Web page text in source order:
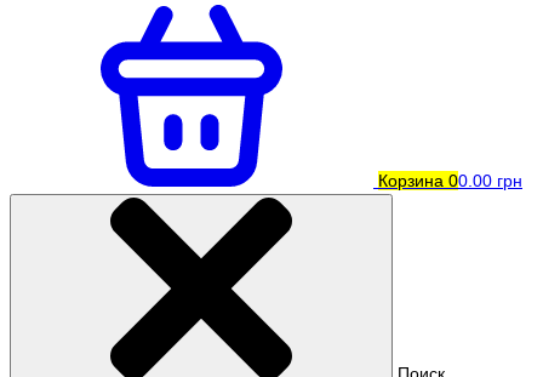
Корзина 00.00 грн